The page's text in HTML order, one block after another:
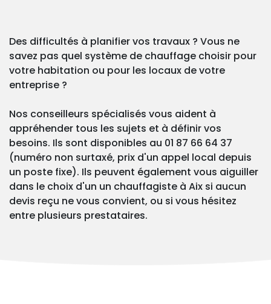
Des difficultés à planifier vos travaux ? Vous ne
savez pas quel système de chauffage choisir pour
votre habitation ou pour les locaux de votre
entreprise ?
Nos conseilleurs spécialisés vous aident à
appréhender tous les sujets et à définir vos
besoins. Ils sont disponibles au 01 87 66 64 37
(numéro non surtaxé, prix d'un appel local depuis
un poste fixe). Ils peuvent également vous aiguiller
dans le choix d'un un chauffagiste à Aix si aucun
devis reçu ne vous convient, ou si vous hésitez
entre plusieurs prestataires.